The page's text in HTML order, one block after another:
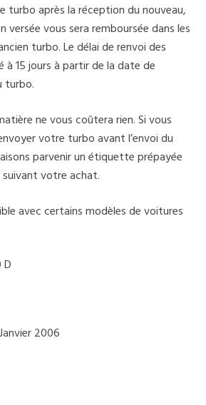
turbo après la réception du nouveau,
versée vous sera remboursée dans les
turbo. Le délai de renvoi des
à 15 jours à partir de la date de
turbo.
ne vous coûtera rien. Si vous
votre turbo avant l’envoi du
parvenir un étiquette prépayée
votre achat.
avec certains modèles de voitures
2006